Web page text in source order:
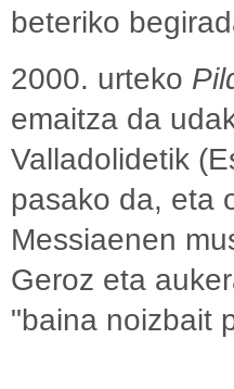
beteriko
2000. urteko
emaitza da
Valladolidetik
pasako da, eta
Messiaenen
Geroz eta
"baina noizbait